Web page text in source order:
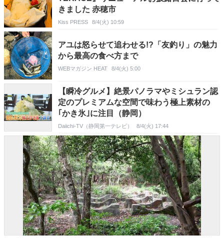
きました 赤穂市
Kiss PRESS 8/4(火) 10:59
アユは怒らせて追わせる!?「友釣り」の魅力
から最高の食べ方まで
WEBマガジン HEAT 8/4(火) 5:00
【瞬冷グルメ】絶景パノラマやミシュラン認
定のプレミアムな空間で味わう極上素材の
｢かき氷｣に注目（静岡）
Daiichi-TV（静岡第一テレビ） 8/4(火) 17:44